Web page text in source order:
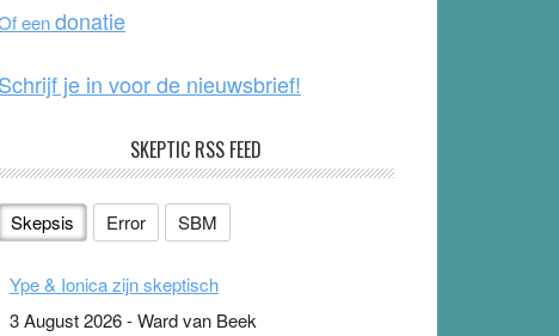
k
eendonatie
Schrijf je in voor de nieuwsbrief!
SKEPTIC RSS FEED
Skepsis Error SBM
Ype & Ionica zijn skeptisch
3 August 2026-Ward van Beek